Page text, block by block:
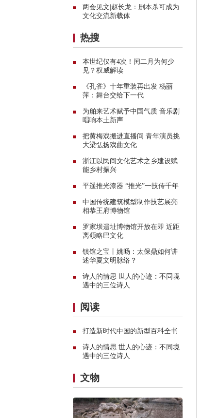
两会见文|赵长龙：剧本杀可成为
文化交流新载体
热搜
本世纪仅有4次！闰二月为何少
见？权威解读
《孔雀》十年重装再出发 杨丽
萍：舞台交给下一代
为舶来艺术赋予中国气质 ​音乐剧
唱响本土新声
把黄梅戏搬进直播间 青年演员挑
大梁弘扬戏曲文化
浙江以民间文化艺术之乡建设赋
能乡村振兴
平遥推光漆器 “推光”一技传千年
中国传统建筑模型制作技艺展亮
相恭王府博物馆
罗家坝遗址博物馆开放在即 近距
离领略巴文化
镇馆之宝丨姚旸：太保鼎如何讲
述华夏文明脉络？
诗人的情思 世人的心迹：不同境
遇中的三位诗人
阅读
打造新时代中国的新型百科全书
诗人的情思 世人的心迹：不同境
遇中的三位诗人
文物